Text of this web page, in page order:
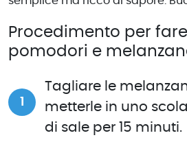
Procedimento per
pomodori e
Tagliare le
metterle in uno
di sale per 15 minuti.